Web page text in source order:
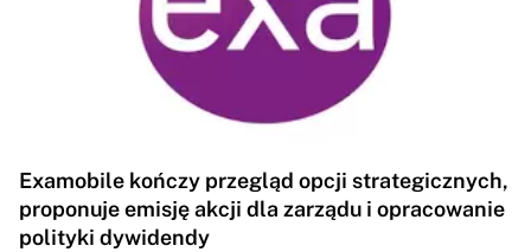
Examobile kończy przegląd opcji strategicznych,
proponuje emisję akcji dla zarządu i opracowanie
polityki dywidendy